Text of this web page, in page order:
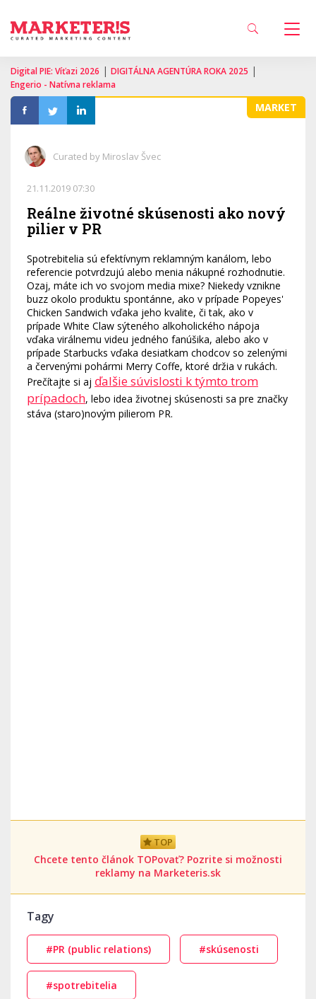
Digital PIE: Víťazi 2026 | DIGITÁLNA AGENTÚRA ROKA 2025 |
Engerio - Natívna reklama
MARKET
Curated by Miroslav Švec
21.11.2019 07:30
Reálne životné skúsenosti ako nový
pilier v PR
Spotrebitelia sú efektívnym reklamným kanálom, lebo
referencie potvrdzujú alebo menia nákupné rozhodnutie.
Ozaj, máte ich vo svojom media mixe? Niekedy vznikne
buzz okolo produktu spontánne, ako v prípade Popeyes'
Chicken Sandwich vďaka jeho kvalite, či tak, ako v
prípade White Claw sýteného alkoholického nápoja
vďaka virálnemu videu jedného fanúšika, alebo ako v
prípade Starbucks vďaka desiatkam chodcov so zelenými
a červenými pohármi Merry Coffe, ktoré držia v rukách.
Prečítajte si aj ďalšie súvislosti k týmto trom
prípadoch, lebo idea životnej skúsenosti sa pre značky
stáva (staro)novým pilierom PR.
TOP
Chcete tento článok TOPovať? Pozrite si možnosti
reklamy na Marketeris.sk
Tagy
#PR (public relations) #skúsenosti
#spotrebitelia